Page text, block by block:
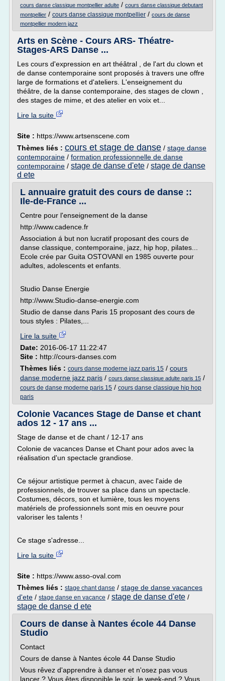
cours danse classique montpellier adulte / cours danse classique debutant
montpellier / cours danse classique montpellier / cours de danse
montpellier modern jazz
Arts en Scène - Cours ARS- Théatre-
Stages-ARS Danse ...
Les cours d'expression en art théâtral , de l'art du clown et
de danse contemporaine sont proposés à travers une offre
large de formations et d'ateliers. L'enseignement du
théâtre, de la danse contemporaine, des stages de clown ,
des stages de mime, et des atelier en voix et...
Lire la suite
Site : https://www.artsenscene.com
Thèmes liés : cours et stage de danse / stage danse
contemporaine / formation professionnelle de danse
contemporaine / stage de danse d'ete / stage de danse
d ete
L annuaire gratuit des cours de danse ::
Ile-de-France ...
Centre pour l'enseignement de la danse
http://www.cadence.fr
Association á but non lucratif proposant des cours de
danse classique, contemporaine, jazz, hip hop, pilates...
Ecole crée par Guita OSTOVANI en 1985 ouverte pour
adultes, adolescents et enfants.
Studio Danse Energie
http://www.Studio-danse-energie.com
Studio de danse dans Paris 15 proposant des cours de
tous styles : Pilates,...
Lire la suite
Date: 2016-06-17 11:22:47
Site : http://cours-danses.com
Thèmes liés : cours danse moderne jazz paris 15 / cours
danse moderne jazz paris / cours danse classique adulte paris 15 /
cours de danse moderne paris 15 / cours danse classique hip hop
paris
Colonie Vacances Stage de Danse et chant
ados 12 - 17 ans ...
Stage de danse et de chant / 12-17 ans
Colonie de vacances Danse et Chant pour ados avec la
réalisation d'un spectacle grandiose.
Ce séjour artistique permet à chacun, avec l'aide de
professionnels, de trouver sa place dans un spectacle.
Costumes, décors, son et lumière, tous les moyens
matériels de professionnels sont mis en oeuvre pour
valoriser les talents !
Ce stage s'adresse...
Lire la suite
Site : https://www.asso-oval.com
Thèmes liés : stage chant danse / stage de danse vacances
d'ete / stage danse en vacance / stage de danse d'ete /
stage de danse d ete
Cours de danse à Nantes école 44 Danse
Studio
Contact
Cours de danse à Nantes école 44 Danse Studio
Vous rêvez d'apprendre à danser et n'osez pas vous
lancer ? Vous êtes disponible le soir, le week-end ? Vous